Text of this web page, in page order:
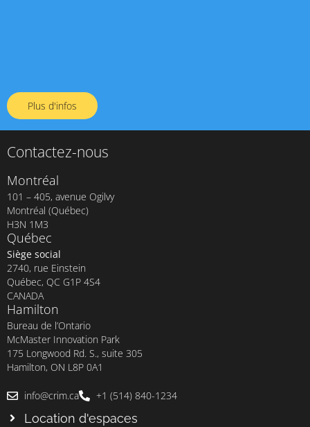
Plus d'infos
Contactez-nous
Montréal
101 – 405, avenue Ogilvy
Montréal (Québec)
H3N 1M3
Québec
Siège social
2740, rue Einstein
Québec, QC G1P 4S4
CANADA
Hamilton
Bureau de l’Ontario
McMaster Innovation Park
175 Longwood Rd. S., suite 305
Hamilton, ON L8P 0A1
info@crim.ca +1 (514) 840-1234
Location d'espaces